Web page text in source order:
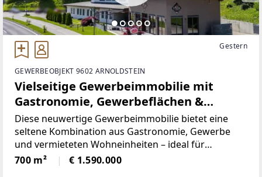
Gestern
GEWERBEOBJEKT 9602 ARNOLDSTEIN
Vielseitige Gewerbeimmobilie mit
Gastronomie, Gewerbeflächen &
vermieteten Wohnungen nahe der
italienischen Grenze
Diese neuwertige Gewerbeimmobilie bietet eine
seltene Kombination aus Gastronomie, Gewerbe
und vermieteten Wohneinheiten – ideal für
Unternehmer, Investoren oder ein
Unternehmerehepaar, das Wohnen, Arbeiten und
700 m² € 1.590.000